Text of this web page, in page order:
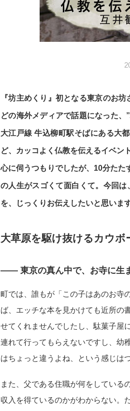
『坊主めくり』初となる東京のお
どの海外メディアで話題になった、
大江戸線 牛込柳町駅そばにある大
ど、カッコよく仏教を伝えるイベン
心に伺うつもりでしたが、10分た
の人生がスゴくて面白くて。今回は
を、じっくりお伝えしたいと思います
大草原を駆け抜けるカウボ
—— 東京の真ん中で、お寺に生
町では、誰もが「この子はあのお寺
ば、エッチな本を見かけても近所の
せてくれませんでしたし、駄菓子屋
連れて行ってもらえないですし、幼
はちょっと違うよね、という感じは
また、父である住職が何をしている
収入を得ているのかがわからない。